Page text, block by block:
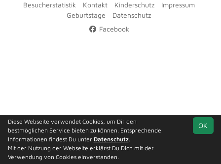
Besucherstatistik Kontakt Kinderschutz
Impressum
Geburtstage
Datenschutz
Facebook
OK
Diese Webseite verwendet Cookies, um Dir den
bestmöglichen Service bieten zu können. Entsprechende
Informationen findest Du unter Datenschutz.
Mit der Nutzung der Webseite erklärst Du Dich mit der
Verwendung von Cookies einverstanden.